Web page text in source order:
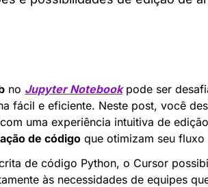
no Jupyter Notebook pode ser
de código que otimizam seu fluxo
de código Python, o Cursor
às necessidades de equipes